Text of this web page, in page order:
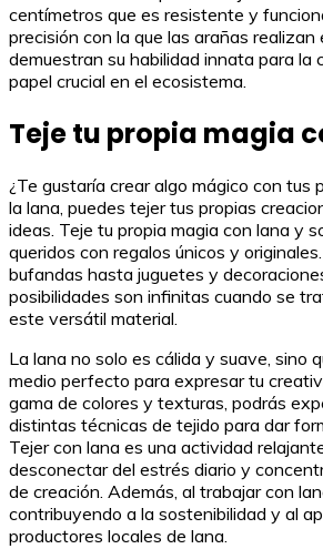
centímetros que es resistente y
precisión con la que las arañas realizan
demuestran su habilidad innata para la
papel crucial en el ecosistema.
Teje tu propia magia
¿Te gustaría crear algo mágico con tus
la lana, puedes tejer tus propias
ideas. Teje tu propia magia con lana y
queridos con regalos únicos y
bufandas hasta juguetes y
posibilidades son infinitas cuando se
este versátil material.
La lana no solo es cálida y suave, sino
medio perfecto para expresar tu
gama de colores y texturas, podrás
distintas técnicas de tejido para dar
Tejer con lana es una actividad
desconectar del estrés diario y
de creación. Además, al trabajar con
contribuyendo a la sostenibilidad y al
productores locales de lana.